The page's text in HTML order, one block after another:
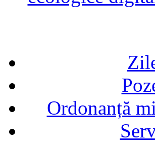
Ordonanță